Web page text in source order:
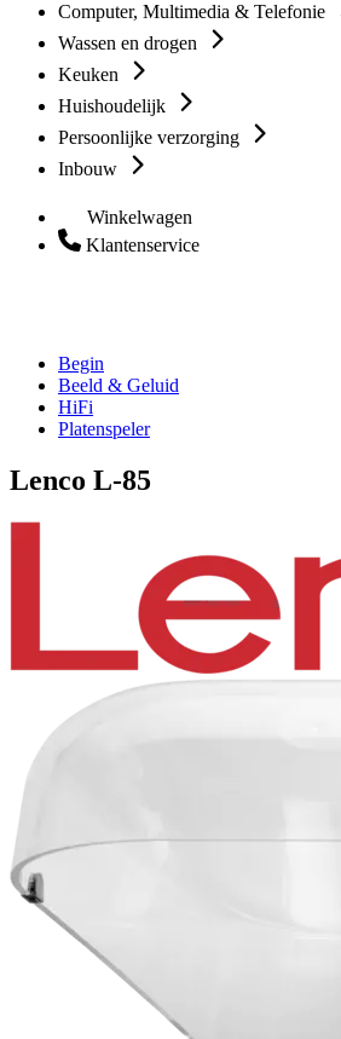
Computer, Multimedia & Telefonie
Wassen en drogen
Keuken
Huishoudelijk
Persoonlijke verzorging
Inbouw
Winkelwagen
Klantenservice
Begin
Beeld & Geluid
HiFi
Platenspeler
Lenco L-85